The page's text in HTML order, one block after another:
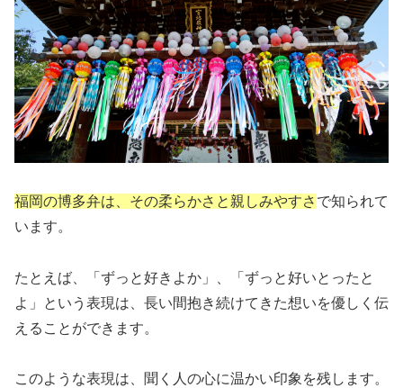
福岡の博多弁は、その柔らかさと親しみやすさ で知られて
います。
たとえば、「ずっと好きよか」、「ずっと好いとったと
よ」という表現は、長い間抱き続けてきた想いを優しく伝
えることができます。
このような表現は、聞く人の心に温かい印象を残します。